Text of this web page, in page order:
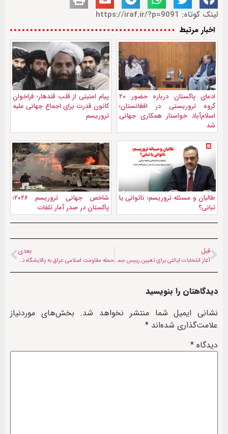
لینک کوتاه: https://iraf.ir/?p=9091
اخبار مرتبط
ادعای پاکستان درباره حضور ۲۰
گروه تروریستی در افغانستان؛
اسلام‌آباد خواستار همکاری جهانی
شد
پیام امنیتی از قلب قندهار؛ فراخوان
کانون قدرت برای اجماع جهانی علیه
تروریسم
طالبان و مسئله تروریسم؛ ناتوانی یا
تبانی؟
شاخص جهانی تروریسم ۲۰۲۶؛
پاکستان در صدر آمار تلفات
قبل
آغاز انتخابات ایالتی برای تعیین رییس جمهور پاکستان
بعدی
حمله مقاومت اسلامی عراق به پالایشگاه نفت حیفا در سرزمین‌های اشغالی
دیدگاهتان را بنویسید
نشانی ایمیل شما منتشر نخواهد شد. بخش‌های موردنیاز
علامت‌گذاری شده‌اند *
دیدگاه *